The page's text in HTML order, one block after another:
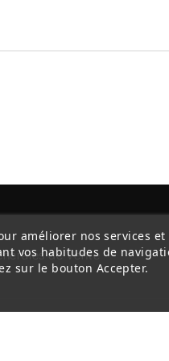
de Vente
améliorer nos services et
vos habitudes de
sur le bouton Accepter.